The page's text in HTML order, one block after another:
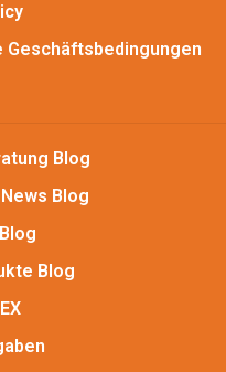
Geschäftsbedingungen
Blog
Blog
Blog